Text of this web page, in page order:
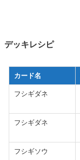
デッキレシピ
カード名
フシギダネ
フシギダネ
フシギソウ